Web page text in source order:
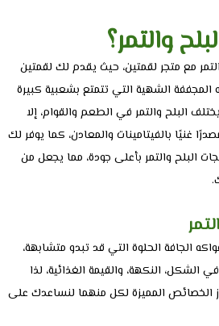
والتمر؟
مع متجر لقمتين، حيث يقدم لك لقمتين
الشهية التي تتمتع بشعبية كبيرة
البلح والتمر في الطعم والقوام، إلا
غنيًا بالفيتامينات والمعادن، كما يوفر لك
البلح والتمر بأعلى جودة، مما يجعل من
الجافة الحلوة التي قد تبدو متشابهة،
الشكل، النكهة، والقيمة الغذائية، لذا
الخصائص المميزة لكل منهما لنساعدك على